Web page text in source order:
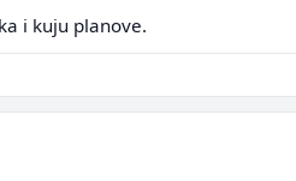
i kuju planove.